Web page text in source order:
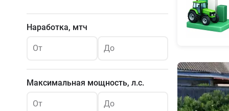
Наработка, мтч
От До
Максимальная мощность, л.с.
От До